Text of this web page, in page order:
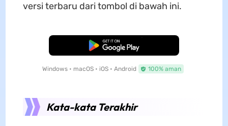
versi terbaru dari tombol di bawah ini.
Unduh Gratis
Windows • macOS • iOS • Android 100% aman
Kata-kata Terakhir